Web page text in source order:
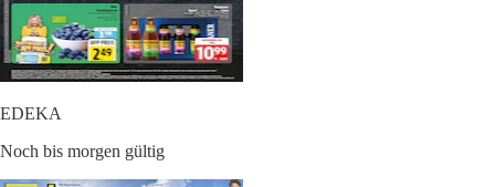
EDEKA
Noch bis morgen gültig